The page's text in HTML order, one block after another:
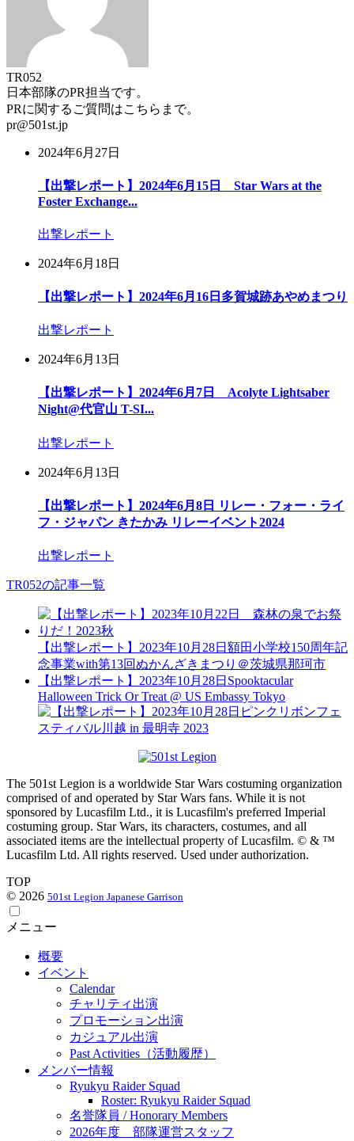
TR052
日本部隊のPR担当です。
PRに関するご質問はこちらまで。
pr@501st.jp
2024年6月27日
【出撃レポート】2024年6月15日 Star Wars at the
Foster Exchange...
出撃レポート
2024年6月18日
【出撃レポート】2024年6月16日多賀城跡あやめまつり
出撃レポート
2024年6月13日
【出撃レポート】2024年6月7日 Acolyte Lightsaber
Night@代官山 T-SI...
出撃レポート
2024年6月13日
【出撃レポート】2024年6月8日 リレー・フォー・ライ
フ・ジャパン きたかみ リレーイベント2024
出撃レポート
TR052の記事一覧
【出撃レポート】2023年10月28日額田小学校150周年記
念事業with第13回ぬかんざきまつり＠茨城県那珂市
【出撃レポート】2023年10月28日Spooktacular
Halloween Trick Or Treat @ US Embassy Tokyo
The 501st Legion is a worldwide Star Wars costuming organization
comprised of and operated by Star Wars fans. While it is not
sponsored by Lucasfilm Ltd., it is Lucasfilm's preferred Imperial
costuming group. Star Wars, its characters, costumes, and all
associated items are the intellectual property of Lucasfilm. © & ™
Lucasfilm Ltd. All rights reserved. Used under authorization.
TOP
© 2026 501st Legion Japanese Garrison
メニュー
概要
イベント
Calendar
チャリティ出演
プロモーション出演
カジュアル出演
Past Activities（活動履歴）
メンバー情報
Ryukyu Raider Squad
Roster: Ryukyu Raider Squad
名誉隊員 / Honorary Members
2026年度 部隊運営スタッフ